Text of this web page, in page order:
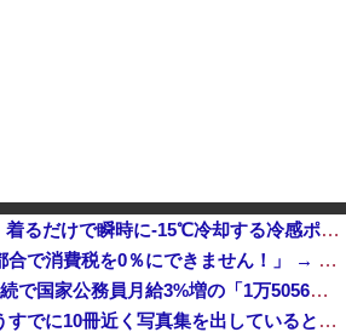
【画像】NASAが開発、着るだけで瞬時に-15℃冷却する冷感ポンチョが3,980円ｗｗｗｗｗ他
【悲報】財務省「レジ都合で消費税を0％にできません！」 → X民「指定ゴミ袋を買ってレシート見たら消費税はゼロになるんだけど？」ｗｗｗｗｗｗｗｗ...
【速報】人事院、2年連続で国家公務員月給3%増の「1万5056円」引き上げ勧告 2年で6%超え
【画像】佳子さまがもうすでに10冊近く写真集を出しているという事実wwwww